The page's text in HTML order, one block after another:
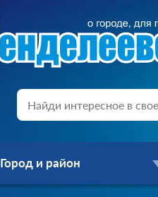
Город и район